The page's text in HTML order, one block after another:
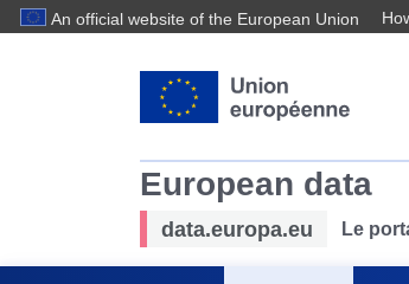
An official website of the European Union
European data
data.europa.eu Le